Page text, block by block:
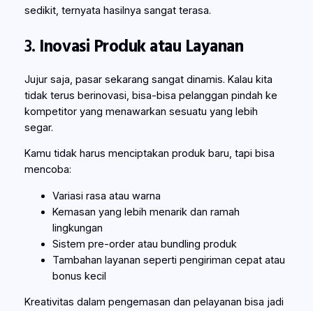
sedikit, ternyata hasilnya sangat terasa.
3. Inovasi Produk atau Layanan
Jujur saja, pasar sekarang sangat dinamis. Kalau kita
tidak terus berinovasi, bisa-bisa pelanggan pindah ke
kompetitor yang menawarkan sesuatu yang lebih
segar.
Kamu tidak harus menciptakan produk baru, tapi bisa
mencoba:
Variasi rasa atau warna
Kemasan yang lebih menarik dan ramah
lingkungan
Sistem pre-order atau bundling produk
Tambahan layanan seperti pengiriman cepat atau
bonus kecil
Kreativitas dalam pengemasan dan pelayanan bisa jadi